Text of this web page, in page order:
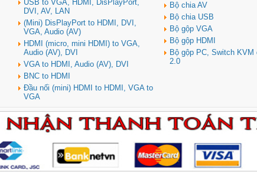
USB to VGA, HDMI, DisPlayPort,
DVI, AV, LAN
(Mini) DisPlayPort to HDMI, DVI,
VGA, Audio (AV)
HDMI (micro, mini HDMI) to VGA,
Audio (AV), DVI
VGA to HDMI, Audio (AV), DVI
BNC to HDMI
Đầu nối (mini) HDMI to HDMI, VGA to
VGA
Bộ chia AV
Bộ chia USB
Bộ gộp VGA
Bộ gộp HDMI
Bộ gộp PC, Switch KVM
2.0